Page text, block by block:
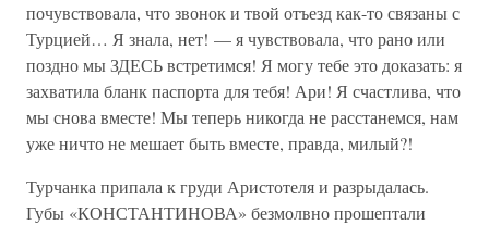
почувствовала, что звонок и твой отъезд как-то связаны с
Турцией… Я знала, нет! — я чувствовала, что рано или
поздно мы ЗДЕСЬ встретимся! Я могу тебе это доказать: я
захватила бланк паспорта для тебя! Ари! Я счастлива, что
мы снова вместе! Мы теперь никогда не расстанемся, нам
уже ничто не мешает быть вместе, правда, милый?!
Турчанка припала к груди Аристотеля и разрыдалась.
Губы «КОНСТАНТИНОВА» безмолвно прошептали